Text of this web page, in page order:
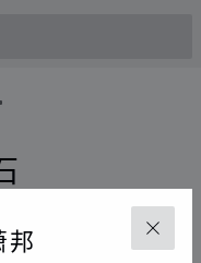
关闭
邦
6 7
SLIDE 8
TO SLIDE 9
GO TO SLIDE 10
境。自从1976年于
Diamonds一直在传